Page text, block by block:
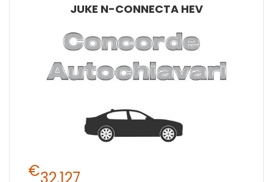
JUKE N-CONNECTA HEV
€